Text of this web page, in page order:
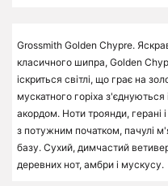
Grossmith Golden Chypre.
класичного шипра, Golden
іскриться світлі, що грає на
мускатного горіха
акордом. Ноти троянди, герані
з потужним початком, пачулі
базу. Сухий, димчастий
деревних нот, амбри і мускусу.